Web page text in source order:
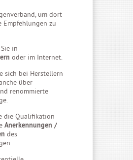
um dort
Empfehlungen zu
in
oder im Internet.
sich bei Herstellern
über
renommierte
die Qualifikation
Anerkennungen /
des